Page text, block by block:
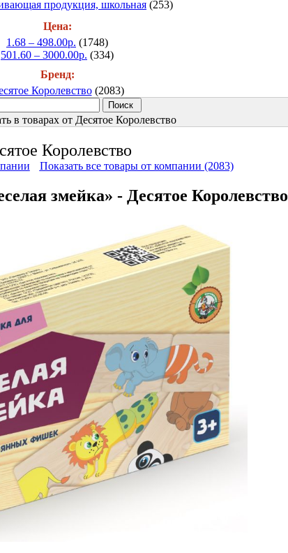
продукция, школьная (253)
Цена:
1.68 – 498.00р. (1748)
501.60 – 3000.00р. (334)
Бренд:
Королевство (2083)
в товарах от Десятое Королевство
Королевство
Показать все товары от компании (2083)
змейка» - Десятое Королевство